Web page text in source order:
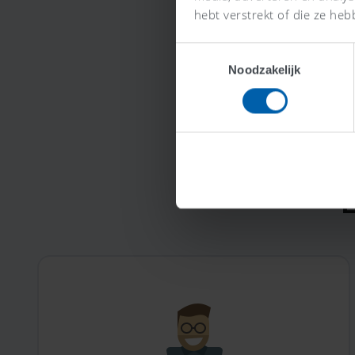
hebt verstrekt of die ze
Noodzakelijk
gevoeliger voor
op korte